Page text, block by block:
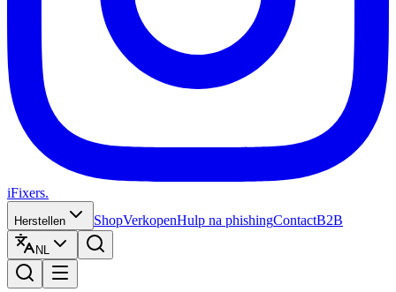
iFixers.
Herstellen ShopVerkopenHulp na phishingContactB2B
NL